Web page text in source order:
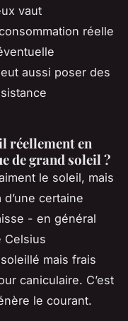
vaut
réelle
aussi poser des
réellement en
de grand soleil ?
le soleil, mais
certaine
- en général
Celsius
mais frais
caniculaire. C’est
le courant.